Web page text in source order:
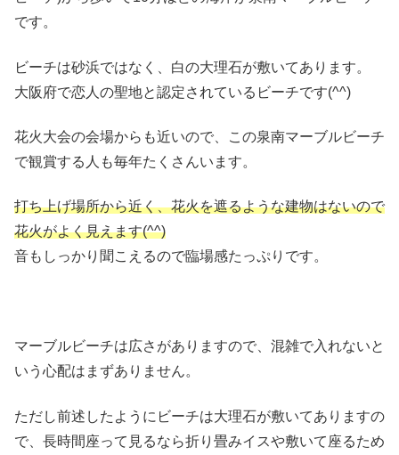
です。
ビーチは砂浜ではなく、白の大理石が敷いてあります。
大阪府で恋人の聖地と認定されているビーチです(^^)
花火大会の会場からも近いので、この泉南マーブルビーチ
で観賞する人も毎年たくさんいます。
打ち上げ場所から近く、花火を遮るような建物はないので
花火がよく見えます(^^)
音もしっかり聞こえるので臨場感たっぷりです。
マーブルビーチは広さがありますので、混雑で入れないと
いう心配はまずありません。
ただし前述したようにビーチは大理石が敷いてありますの
で、長時間座って見るなら折り畳みイスや敷いて座るため